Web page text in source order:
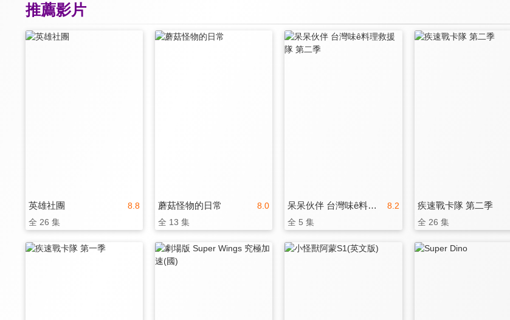
推薦影片
8.8
英雄社團
全 26 集
8.0
蘑菇怪物的日常
全 13 集
8.2
呆呆伙伴 台灣味ê料理救援隊 第二季
全 5 集
疾速戰卡隊 第二季
全 26 集